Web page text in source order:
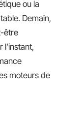
ou la
Demain,
être
l’instant,
moteurs de